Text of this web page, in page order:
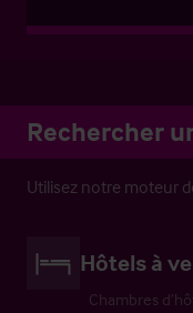
Rechercher
Utilisez notre moteur
Hôtels à
Chambres